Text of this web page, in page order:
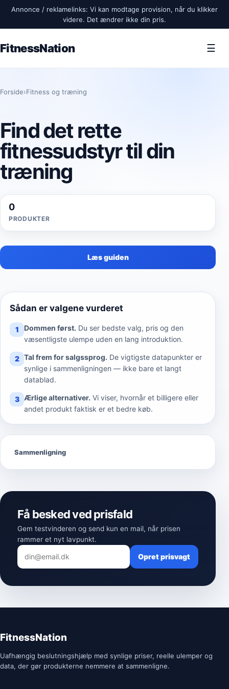
Annonce / reklamelinks: Vi kan modtage provision, når du klikker
videre. Det ændrer ikke din pris.
FitnessNation ☰
Forside›Fitness og træning
Find det rette
fitnessudstyr til din
træning
0
PRODUKTER
Læs guiden
Sådan er valgene vurderet
1 Dommen først. Du ser bedste valg, pris og den
væsentligste ulempe uden en lang introduktion.
2 Tal frem for salgssprog. De vigtigste datapunkter er
synlige i sammenligningen — ikke bare et langt
datablad.
3 Ærlige alternativer. Vi viser, hvornår et billigere eller
andet produkt faktisk er et bedre køb.
Sammenligning
Få besked ved prisfald
Gem testvinderen og send kun en mail, når prisen
rammer et nyt lavpunkt.
Opret prisvagt
FitnessNation
Uafhængig beslutningshjælp med synlige priser, reelle ulemper og
data, der gør produkterne nemmere at sammenligne.